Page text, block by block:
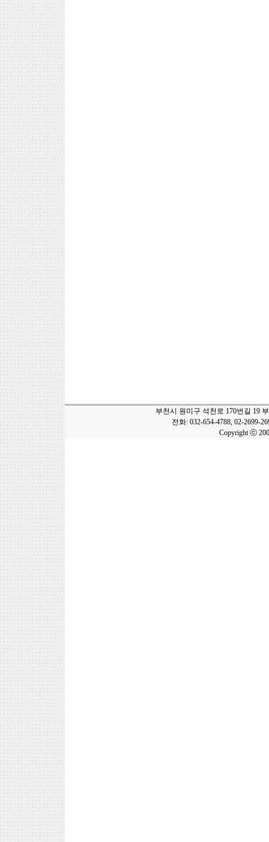
부천시 원미구 석천로 170번길 19
전화: 032-654-4788, 02-2699-
Copyright ⓒ